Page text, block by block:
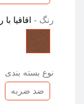
رنگ - اقاقیا
آمیزی
قهوه
ای
نوع بسته بندی
ضد ضربه